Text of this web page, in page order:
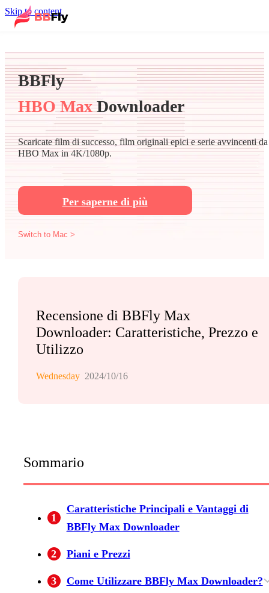
Skip to content
BBFly
HBO MaxDownloader
Scaricate film di successo, film originali epici e serie avvincenti da
HBO Max in 4K/1080p.
Per saperne di più
Switch to Mac >
Recensione di BBFly Max
Downloader: Caratteristiche, Prezzo e
Utilizzo
Wednesday 2024/10/16
Sommario
1
Caratteristiche Principali e Vantaggi di
BBFly Max Downloader
2 Piani e Prezzi
3 Come Utilizzare BBFly Max Downloader?